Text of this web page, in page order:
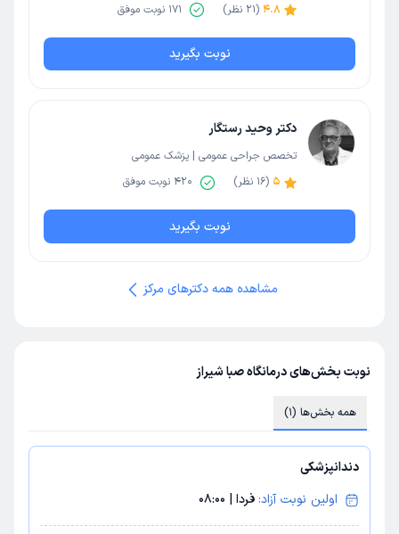
4.8
(
21 نظر) 171 نوبت موفق
نوبت بگیرید
دکتر وحید رستگار
تخصص جراحی عمومی | پزشک عمومی
5
(
16 نظر) 420 نوبت موفق
نوبت بگیرید
مشاهده همه دکترهای مرکز
نوبت بخش‌های درمانگاه صبا شیراز
همه بخش‌ها (1)
دندانپزشکی
اولین نوبت آزاد: فردا 08:00